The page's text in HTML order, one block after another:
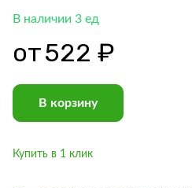
В наличии 3 ед
от522 ₽
В корзину
Купить в 1 клик